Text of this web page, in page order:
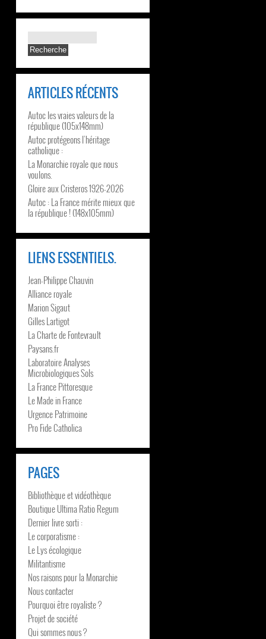
ARTICLES RÉCENTS
Autoc les vraies valeurs de la
république (105x148mm)
Autoc protégeons l’héritage
catholique :
La Monarchie royale que nous
voulons.
Gloire aux Cristeros 1926-2026
Autoc : La France mérite mieux que
la république ! (148x105mm)
LIENS ESSENTIELS.
Jean-Philippe Chauvin
Alliance royale
Marion Sigaut
Gilles Lartigot
La Charte de Fontevrault
Paysans.fr
Laboratoire Analyses
Microbiologiques Sols
La France Pittoresque
Le Made in France
Urgence Patrimoine
Pro Fide Catholica
PAGES
Bibliothèque et vidéothèque
Boutique Ultima Ratio Regum
Dernier livre sorti :
Le corporatisme :
Le Lys écologique
Militantisme
Nos raisons pour la Monarchie
Nous contacter
Pourquoi être royaliste ?
Projet de société
Qui sommes nous ?